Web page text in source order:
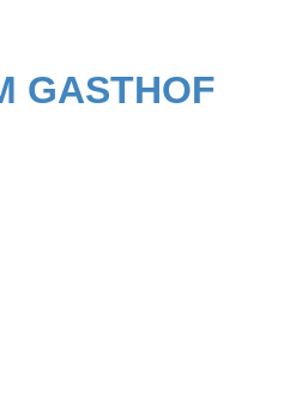
GASTHOF